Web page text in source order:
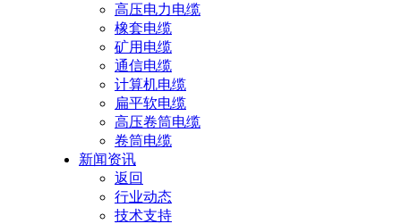
高压电力电缆
橡套电缆
矿用电缆
通信电缆
计算机电缆
扁平软电缆
高压卷筒电缆
卷筒电缆
新闻资讯
返回
行业动态
技术支持